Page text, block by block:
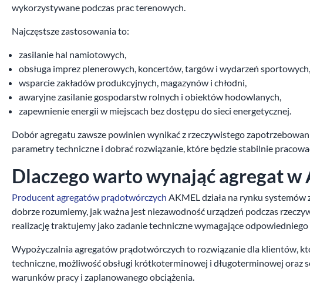
wykorzystywane podczas prac terenowych.
Najczęstsze zastosowania to:
zasilanie hal namiotowych,
obsługa imprez plenerowych, koncertów, targów i wydarzeń sportowych,
wsparcie zakładów produkcyjnych, magazynów i chłodni,
awaryjne zasilanie gospodarstw rolnych i obiektów hodowlanych,
zapewnienie energii w miejscach bez dostępu do sieci energetycznej.
Dobór agregatu zawsze powinien wynikać z rzeczywistego
parametry techniczne i dobrać rozwiązanie, które będzie stabilnie
Dlaczego warto wynająć agregat w
Producent agregatów prądotwórczych AKMEL działa na rynku
dobrze rozumiemy, jak ważna jest niezawodność urządzeń podczas
realizację traktujemy jako zadanie techniczne wymagające
Wypożyczalnia agregatów prądotwórczych to rozwiązanie dla klientów,
techniczne, możliwość obsługi krótkoterminowej i długoterminowej oraz
warunków pracy i zaplanowanego obciążenia.